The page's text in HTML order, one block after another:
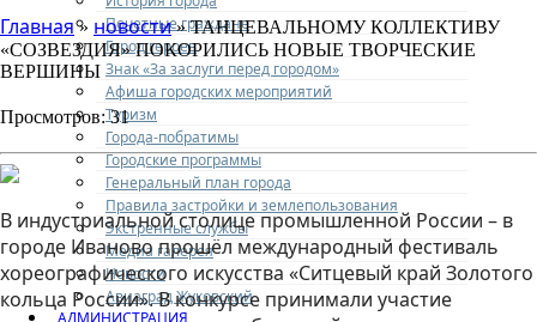
Почетные граждане
Город героев
Знак «За заслуги перед городом»
Афиша городских мероприятий
Туризм
Города-побратимы
Городские программы
Генеральный план города
Правила застройки и землепользования
Экстренные службы
Медиа галерея
Новости
Авиаград Жуковский
АДМИНИСТРАЦИЯ
Главная» новости» ТАНЦЕВАЛЬНОМУ КОЛЛЕКТИВУ
«СОЗВЕЗДИЯ» ПОКОРИЛИСЬ НОВЫЕ ТВОРЧЕСКИЕ
ВЕРШИНЫ
Просмотров: 31
В индустриальной столице промышленной России – в
городе Иваново прошёл международный фестиваль
хореографического искусства «Ситцевый край Золотого
кольца России». В конкурсе принимали участие